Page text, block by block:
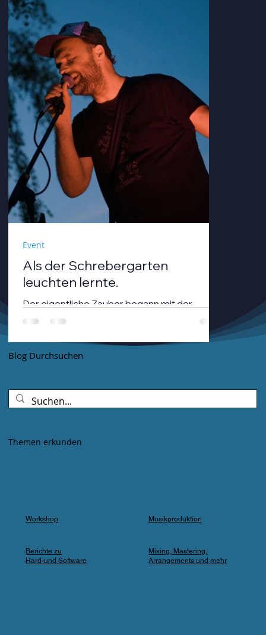
klangen, dass man sich darin hätte duschen
können.
Als der Schrebergarten
leuchten lernte.
Der eigentliche Zauber begann mit der
Dämmerung. André Neumann alias nthirteen
strich mit einem Geigenbogen über seine E-
Gitarre, während die Sonne unterging.
Farbspots in Türkis, Lila und Blau – die
„Erdbeere" versank für ein paar Minuten in
einfach nicht erwartet.
Event
Themen erkunden
Workshop
Berichte zu
Hard-und Software
Musikproduktion
Mixing, Mastering,
Arrangements und mehr
Blog Durchsuchen